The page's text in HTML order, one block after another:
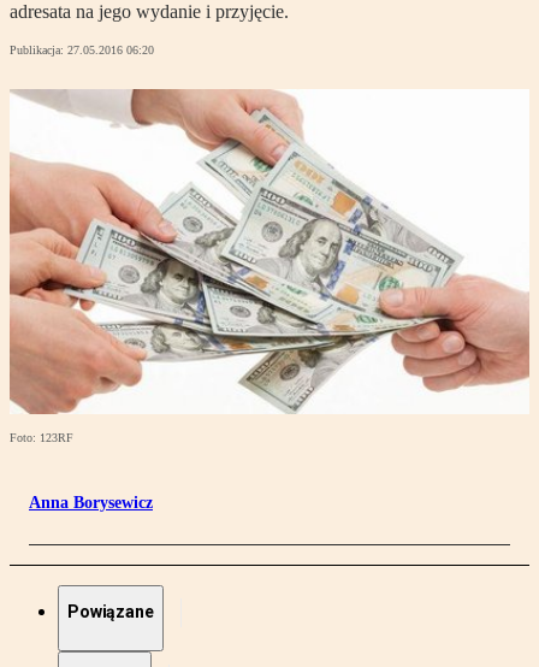
adresata na jego wydanie i przyjęcie.
Publikacja: 27.05.2016 06:20
Foto: 123RF
Anna Borysewicz
Powiązane